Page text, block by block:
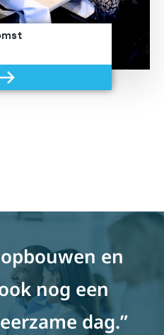
en
nog een
dag.”